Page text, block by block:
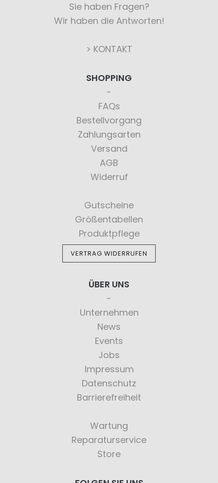
Sie haben Fragen?
Wir haben die Antworten!
> KONTAKT
SHOPPING
FAQs
Bestellvorgang
Zahlungsarten
Versand
AGB
Widerruf
Gutscheine
Größentabellen
Produktpflege
VERTRAG WIDERRUFEN
ÜBER UNS
Unternehmen
News
Events
Jobs
Impressum
Datenschutz
Barrierefreiheit
Wartung
Reparaturservice
Store